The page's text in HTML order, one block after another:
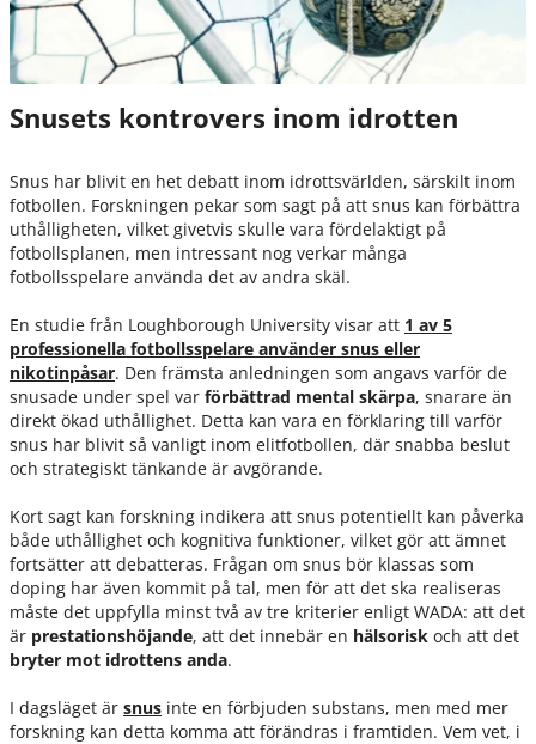
Snusets kontrovers inom idrotten
Snus har blivit en het debatt inom idrottsvärlden, särskilt inom
fotbollen. Forskningen pekar som sagt på att snus kan förbättra
uthålligheten, vilket givetvis skulle vara fördelaktigt på
fotbollsplanen, men intressant nog verkar många
fotbollsspelare använda det av andra skäl.
En studie från Loughborough University visar att 1 av 5
professionella fotbollsspelare använder snus eller
nikotinpåsar. Den främsta anledningen som angavs varför de
snusade under spel var förbättrad mental skärpa, snarare än
direkt ökad uthållighet. Detta kan vara en förklaring till varför
snus har blivit så vanligt inom elitfotbollen, där snabba beslut
och strategiskt tänkande är avgörande.
Kort sagt kan forskning indikera att snus potentiellt kan påverka
både uthållighet och kognitiva funktioner, vilket gör att ämnet
fortsätter att debatteras. Frågan om snus bör klassas som
doping har även kommit på tal, men för att det ska realiseras
måste det uppfylla minst två av tre kriterier enligt WADA: att det
är prestationshöjande, att det innebär en hälsorisk och att det
bryter mot idrottens anda.
I dagsläget är snus inte en förbjuden substans, men med mer
forskning kan detta komma att förändras i framtiden. Vem vet, i